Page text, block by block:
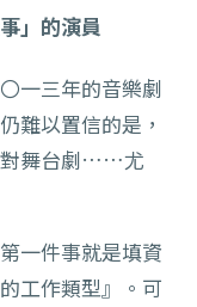
」的演員
一三年的音樂劇
難以置信的是，
對舞台劇……尤
一件事就是填資
工作類型』。可